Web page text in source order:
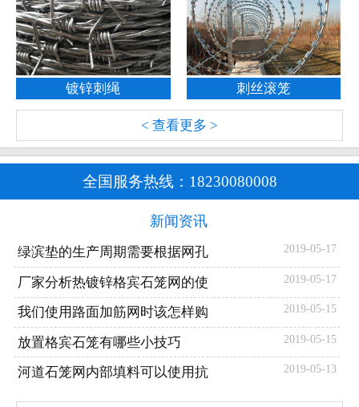
镀锌刺绳 刺丝滚笼
< 查看更多 >
全国服务热线： 18230080008
新闻资讯
绿滨垫的生产周期需要根据网孔 2019-05-17
厂家分析热镀锌格宾石笼网的使 2019-05-17
我们使用路面加筋网时该怎样购 2019-05-15
放置格宾石笼有哪些小技巧 2019-05-15
河道石笼网内部填料可以使用抗 2019-05-13